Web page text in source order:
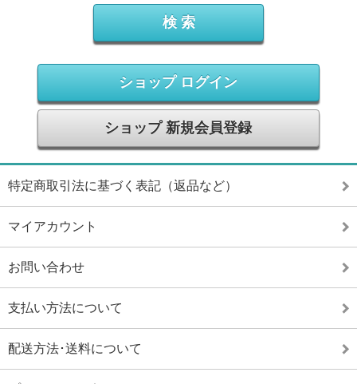
ショップ ログイン
ショップ 新規会員登録
特定商取引法に基づく表記（返品など）
マイアカウント
お問い合わせ
支払い方法について
配送方法･送料について